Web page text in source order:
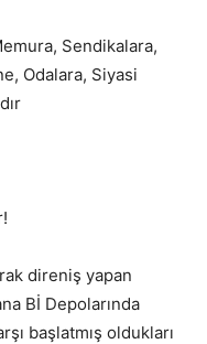
Sendikalara,
Odalara, Siyasi
direniş yapan
Bİ Depolarında
başlatmış oldukları